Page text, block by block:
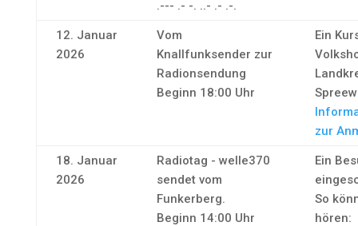
.--- .- -. ..- .- .-.
12. Januar
2026
Vom
Knallfunksender zur
Radionsendung
Beginn 18:00 Uhr
Ein
zur
18. Januar
2026
Radiotag - welle370
sendet vom
Funkerberg.
Beginn 14:00 Uhr
Ein
So
hören: